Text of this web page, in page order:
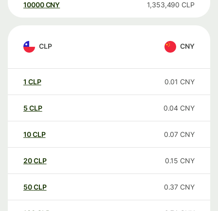
10000 CNY 1,353,490 CLP
CLP CNY
1 CLP 0.01 CNY
5 CLP 0.04 CNY
10CLP 0.07 CNY
20CLP 0.15 CNY
50CLP 0.37 CNY